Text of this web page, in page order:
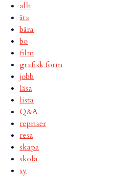
allt
äta
bära
bo
film
grafisk form
jobb
läsa
lista
Q&A
repriser
resa
skapa
skola
sy